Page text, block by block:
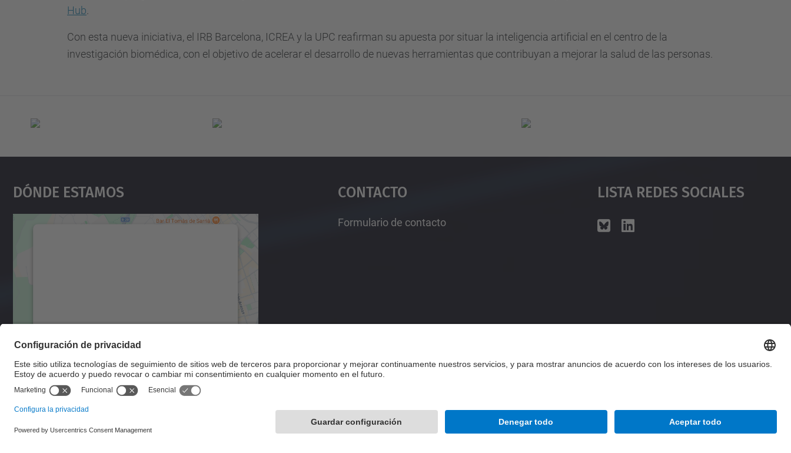
Hub
Con esta nueva iniciativa, el IRB Barcelona, ICREA y la UPC reafirman su apuesta por situar la inteligencia artificial en el centro de la
investigación biomédica, con el objetivo de acelerar el desarrollo de nuevas herramientas que contribuyan a mejorar la salud de las personas.
Dónde Estamos
Más información
Aceptar
powered by
Contacto
Formulario de contacto
Lista Redes Sociales